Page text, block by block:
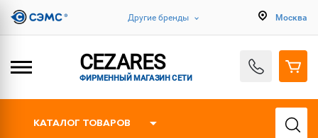
Другие бренды Москва
CEZARES
ФИРМЕННЫЙ МАГАЗИН СЕТИ
КАТАЛОГ ТОВАРОВ